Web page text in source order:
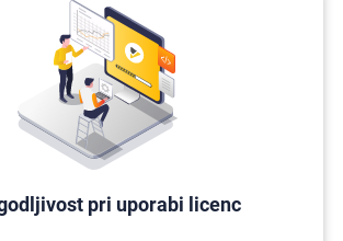
pri uporabi licenc